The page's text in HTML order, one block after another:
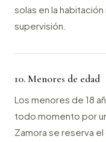
solas en la
supervisión.
10. Menores de edad
Los menores de 18
todo momento por
Zamora se reserva